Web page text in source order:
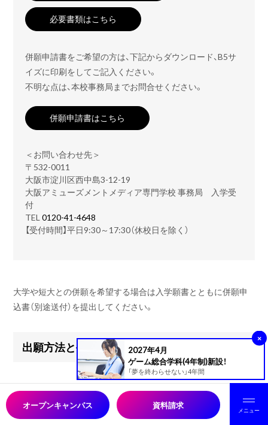
必要書類はこちら
併願申請書をご希望の方は、下記からダウンロード、B5サ
イズに印刷をしてご記入ください。
不明な点は、本校事務局までお問合せください。
併願申請書はこちら
＜お問い合わせ先＞
〒532-0011
大阪市淀川区西中島3-12-19
大阪アミューズメントメディア専門学校 事務局 入学受
付
TEL0120-41-4648
【受付時間】平日9:30～17:30（休校日を除く）
大学や短大との併願を希望する場合は入学願書とともに併願申
込書（別途送付）を提出してください。
出願方法と手順
学費納入の手順等が他の出願区分と異なりますので、併願入学を
ご希望の方は本校事務局までお問い合わせください
2027年4月
ゲーム総合学科(4年制)新設！
「夢を終わらせない」4年間
×
メニュー
オープンキャンパス 資料請求